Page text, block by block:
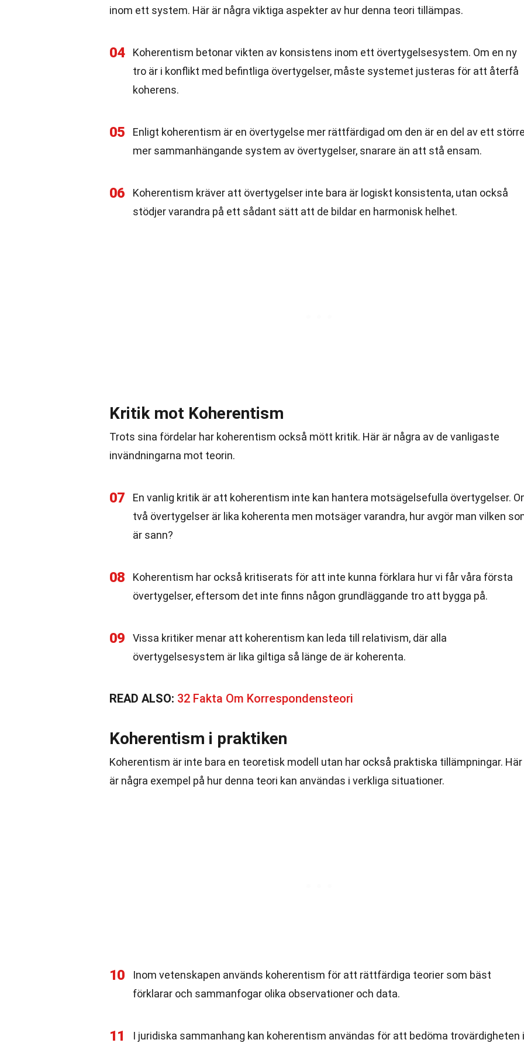
inom ett system. Här är några viktiga aspekter av hur denna teori tillämpas.
04
Koherentism betonar vikten av konsistens inom ett övertygelsesystem. Om en ny
tro är i konflikt med befintliga övertygelser, måste systemet justeras för att återfå
koherens.
05
Enligt koherentism är en övertygelse mer rättfärdigad om den är en del av ett
mer sammanhängande system av övertygelser, snarare än att stå ensam.
06
Koherentism kräver att övertygelser inte bara är logiskt konsistenta, utan också
stödjer varandra på ett sådant sätt att de bildar en harmonisk helhet.
Kritik mot Koherentism
Trots sina fördelar har koherentism också mött kritik. Här är några av de vanligaste
invändningarna mot teorin.
07
En vanlig kritik är att koherentism inte kan hantera motsägelsefulla övertygelser.
två övertygelser är lika koherenta men motsäger varandra, hur avgör man vilken
är sann?
08
Koherentism har också kritiserats för att inte kunna förklara hur vi får våra första
övertygelser, eftersom det inte finns någon grundläggande tro att bygga på.
09
Vissa kritiker menar att koherentism kan leda till relativism, där alla
övertygelsesystem är lika giltiga så länge de är koherenta.
READ ALSO: 32 Fakta Om Korrespondensteori
Koherentism i praktiken
Koherentism är inte bara en teoretisk modell utan har också praktiska tillämpningar. Här
är några exempel på hur denna teori kan användas i verkliga situationer.
10
Inom vetenskapen används koherentism för att rättfärdiga teorier som bäst
förklarar och sammanfogar olika observationer och data.
11 I juridiska sammanhang kan koherentism användas för att bedöma trovärdigheten i